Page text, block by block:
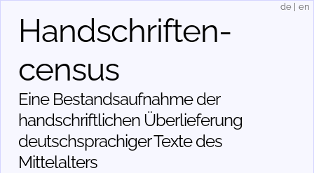
Handschriften­
census
Eine Bestandsaufnahme der
handschriftlichen Über­lieferung
deutschsprachiger Texte des
Mittelalters
de en